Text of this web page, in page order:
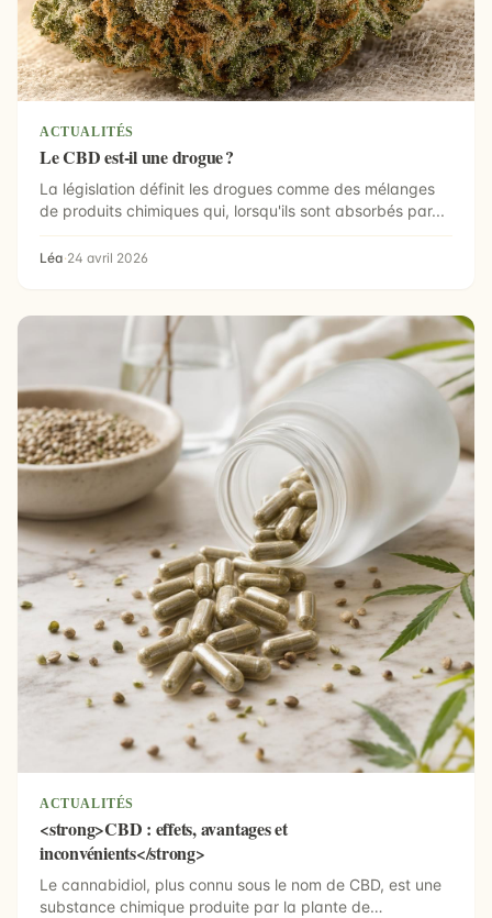
ACTUALITÉS
Le CBD est-il une drogue ?
La législation définit les drogues comme des mélanges
de produits chimiques qui, lorsqu'ils sont absorbés par...
Léa·24 avril 2026
ACTUALITÉS
<strong>CBD : effets, avantages et
inconvénients</strong>
Le cannabidiol, plus connu sous le nom de CBD, est une
substance chimique produite par la plante de